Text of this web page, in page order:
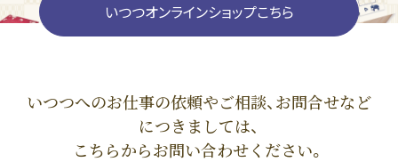
いつつオンラインショップこちら
いつつへのお仕事の依頼やご相談、お問合せなど
につきましては、
こちらからお問い合わせください。